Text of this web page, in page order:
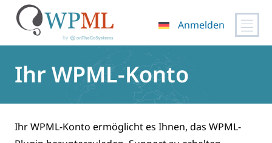
Inhalt
springen
Anmelden
Ihr WPML-Konto
Ihr WPML-Konto ermöglicht es Ihnen, das WPML-